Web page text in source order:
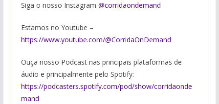
Siga o nosso Instagram ⁠@corridaondeman⁠d
Estamos no Youtube –
https://www.youtube.com/@CorridaOnDemand
Ouça nosso Podcast nas principais plataformas de
áudio e principalmente pelo Spotify:
https://podcasters.spotify.com/pod/show/corridaonde
mand